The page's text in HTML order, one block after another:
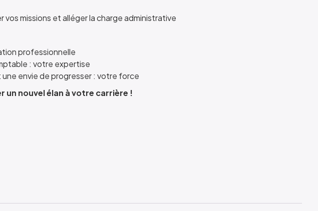
missions et alléger la charge administrative
professionnelle
: votre expertise
envie de progresser : votre force
un nouvel élan à votre carrière !